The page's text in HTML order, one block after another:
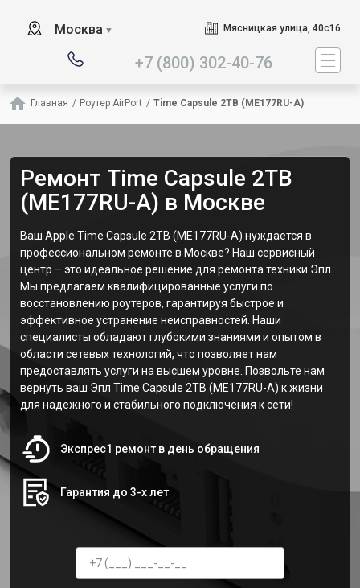
Москва ▼ Мясницкая улица, 40с16
+7 (800) 302-40-76
Главная / Роутер AirPort / Time Capsule 2TB (ME177RU-A)
Ремонт Time Capsule 2TB
(ME177RU-A) в Москве
Ваш Apple Time Capsule 2TB (ME177RU-A) нуждается в
профессиональном ремонте в Москве? Наш сервисный
центр – это идеальное решение для ремонта техники Эпл.
Мы предлагаем квалифицированные услуги по
восстановлению роутеров, гарантируя быстрое и
эффективное устранение неисправностей. Наши
специалисты обладают глубокими знаниями и опытом в
области сетевых технологий, что позволяет нам
предоставлять услуги на высшем уровне. Позвольте нам
вернуть ваш Эпл Time Capsule 2TB (ME177RU-A) к жизни
для надежного и стабильного подключения к сети!
Экспрес1 ремонт в день обращения
Гарантия до 3-х лет